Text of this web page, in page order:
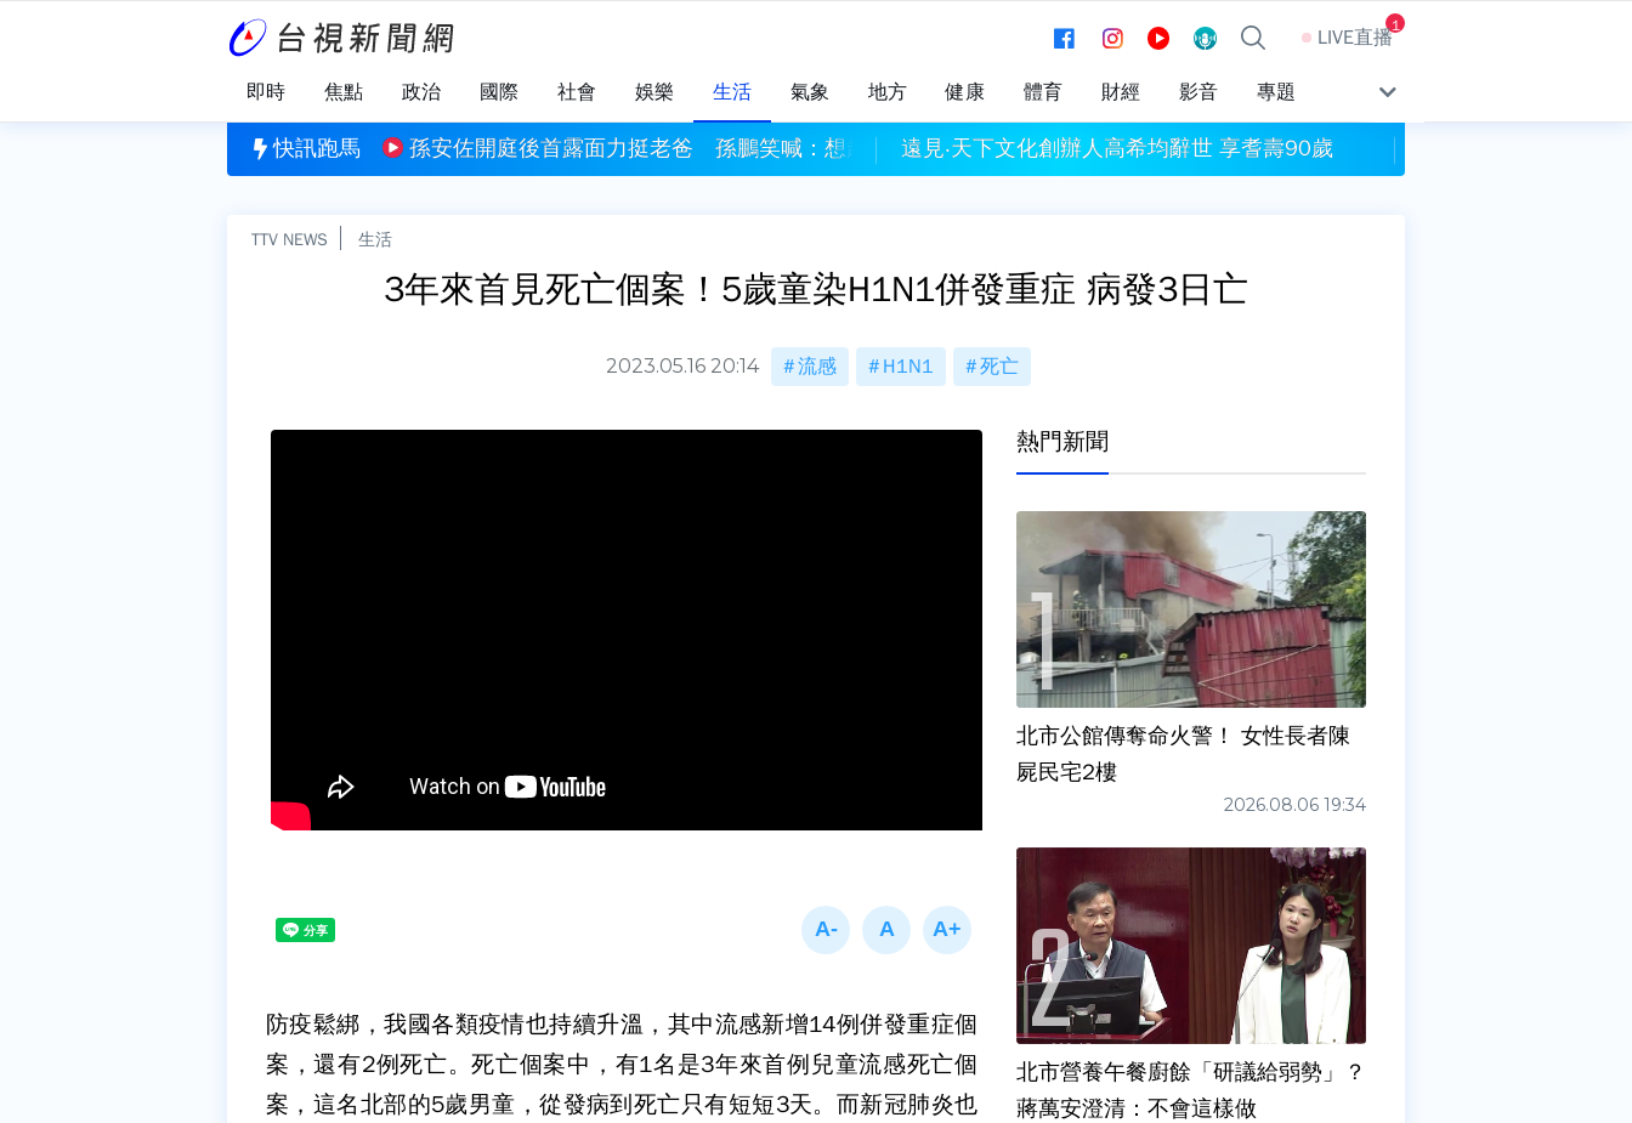
LIVE直播1
即時 焦點 政治 國際 社會 娛樂 生活 氣象 地方 健康 體育 財經 影音 專題
快訊跑馬
生楊承勳姓名公開 楊爸爸：是遲來正義 孫安佐開庭後首露面力挺老爸 孫鵬笑喊：想趕快當阿公遠見‧天下文化創辦人高希均辭世 享耆壽90歲
TTV NEWS 生活
3年來首見死亡個案！5歲童染H1N1併發重症 病發3日亡
2023.05.16 20:14 流感 H1N1 死亡
防疫鬆綁，我國各類疫情也持續升溫，其中流感新增14例併發重症個
案，還有2例死亡。死亡個案中，有1名是3年來首例兒童流感死亡個
案，這名北部的5歲男童，從發病到死亡只有短短3天。而新冠肺炎也
熱門新聞
北市公館傳奪命火警！ 女性長者陳
屍民宅2樓
2026.08.06 19:34
北市營養午餐廚餘「研議給弱勢」？
蔣萬安澄清：不會這樣做